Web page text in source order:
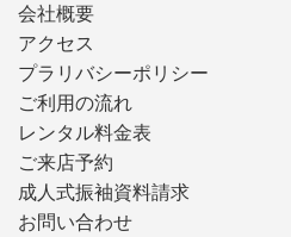
会社概要
アクセス
プラリバシーポリシー
ご利用の流れ
レンタル料金表
ご来店予約
成人式振袖資料請求
お問い合わせ